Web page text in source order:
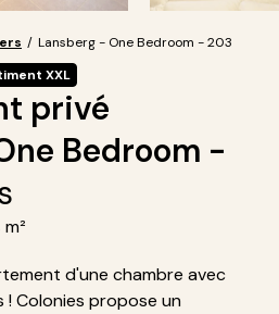
/ Lansberg - One Bedroom - 203
XXL
privé
Bedroom -
d'une chambre avec
! Colonies propose un